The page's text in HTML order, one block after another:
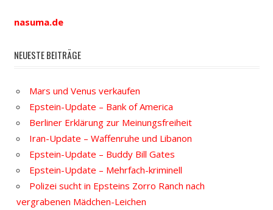
nasuma.de
NEUESTE BEITRÄGE
Mars und Venus verkaufen
Epstein-Update – Bank of America
Berliner Erklärung zur Meinungsfreiheit
Iran-Update – Waffenruhe und Libanon
Epstein-Update – Buddy Bill Gates
Epstein-Update – Mehrfach-kriminell
Polizei sucht in Epsteins Zorro Ranch nach
vergrabenen Mädchen-Leichen